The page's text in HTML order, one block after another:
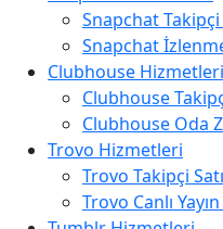
Snapchat Takipçi
Snapchat
Clubhouse Hizmetleri
Clubhouse
Clubhouse Oda
Trovo Hizmetleri
Trovo Takipçi
Trovo Canlı